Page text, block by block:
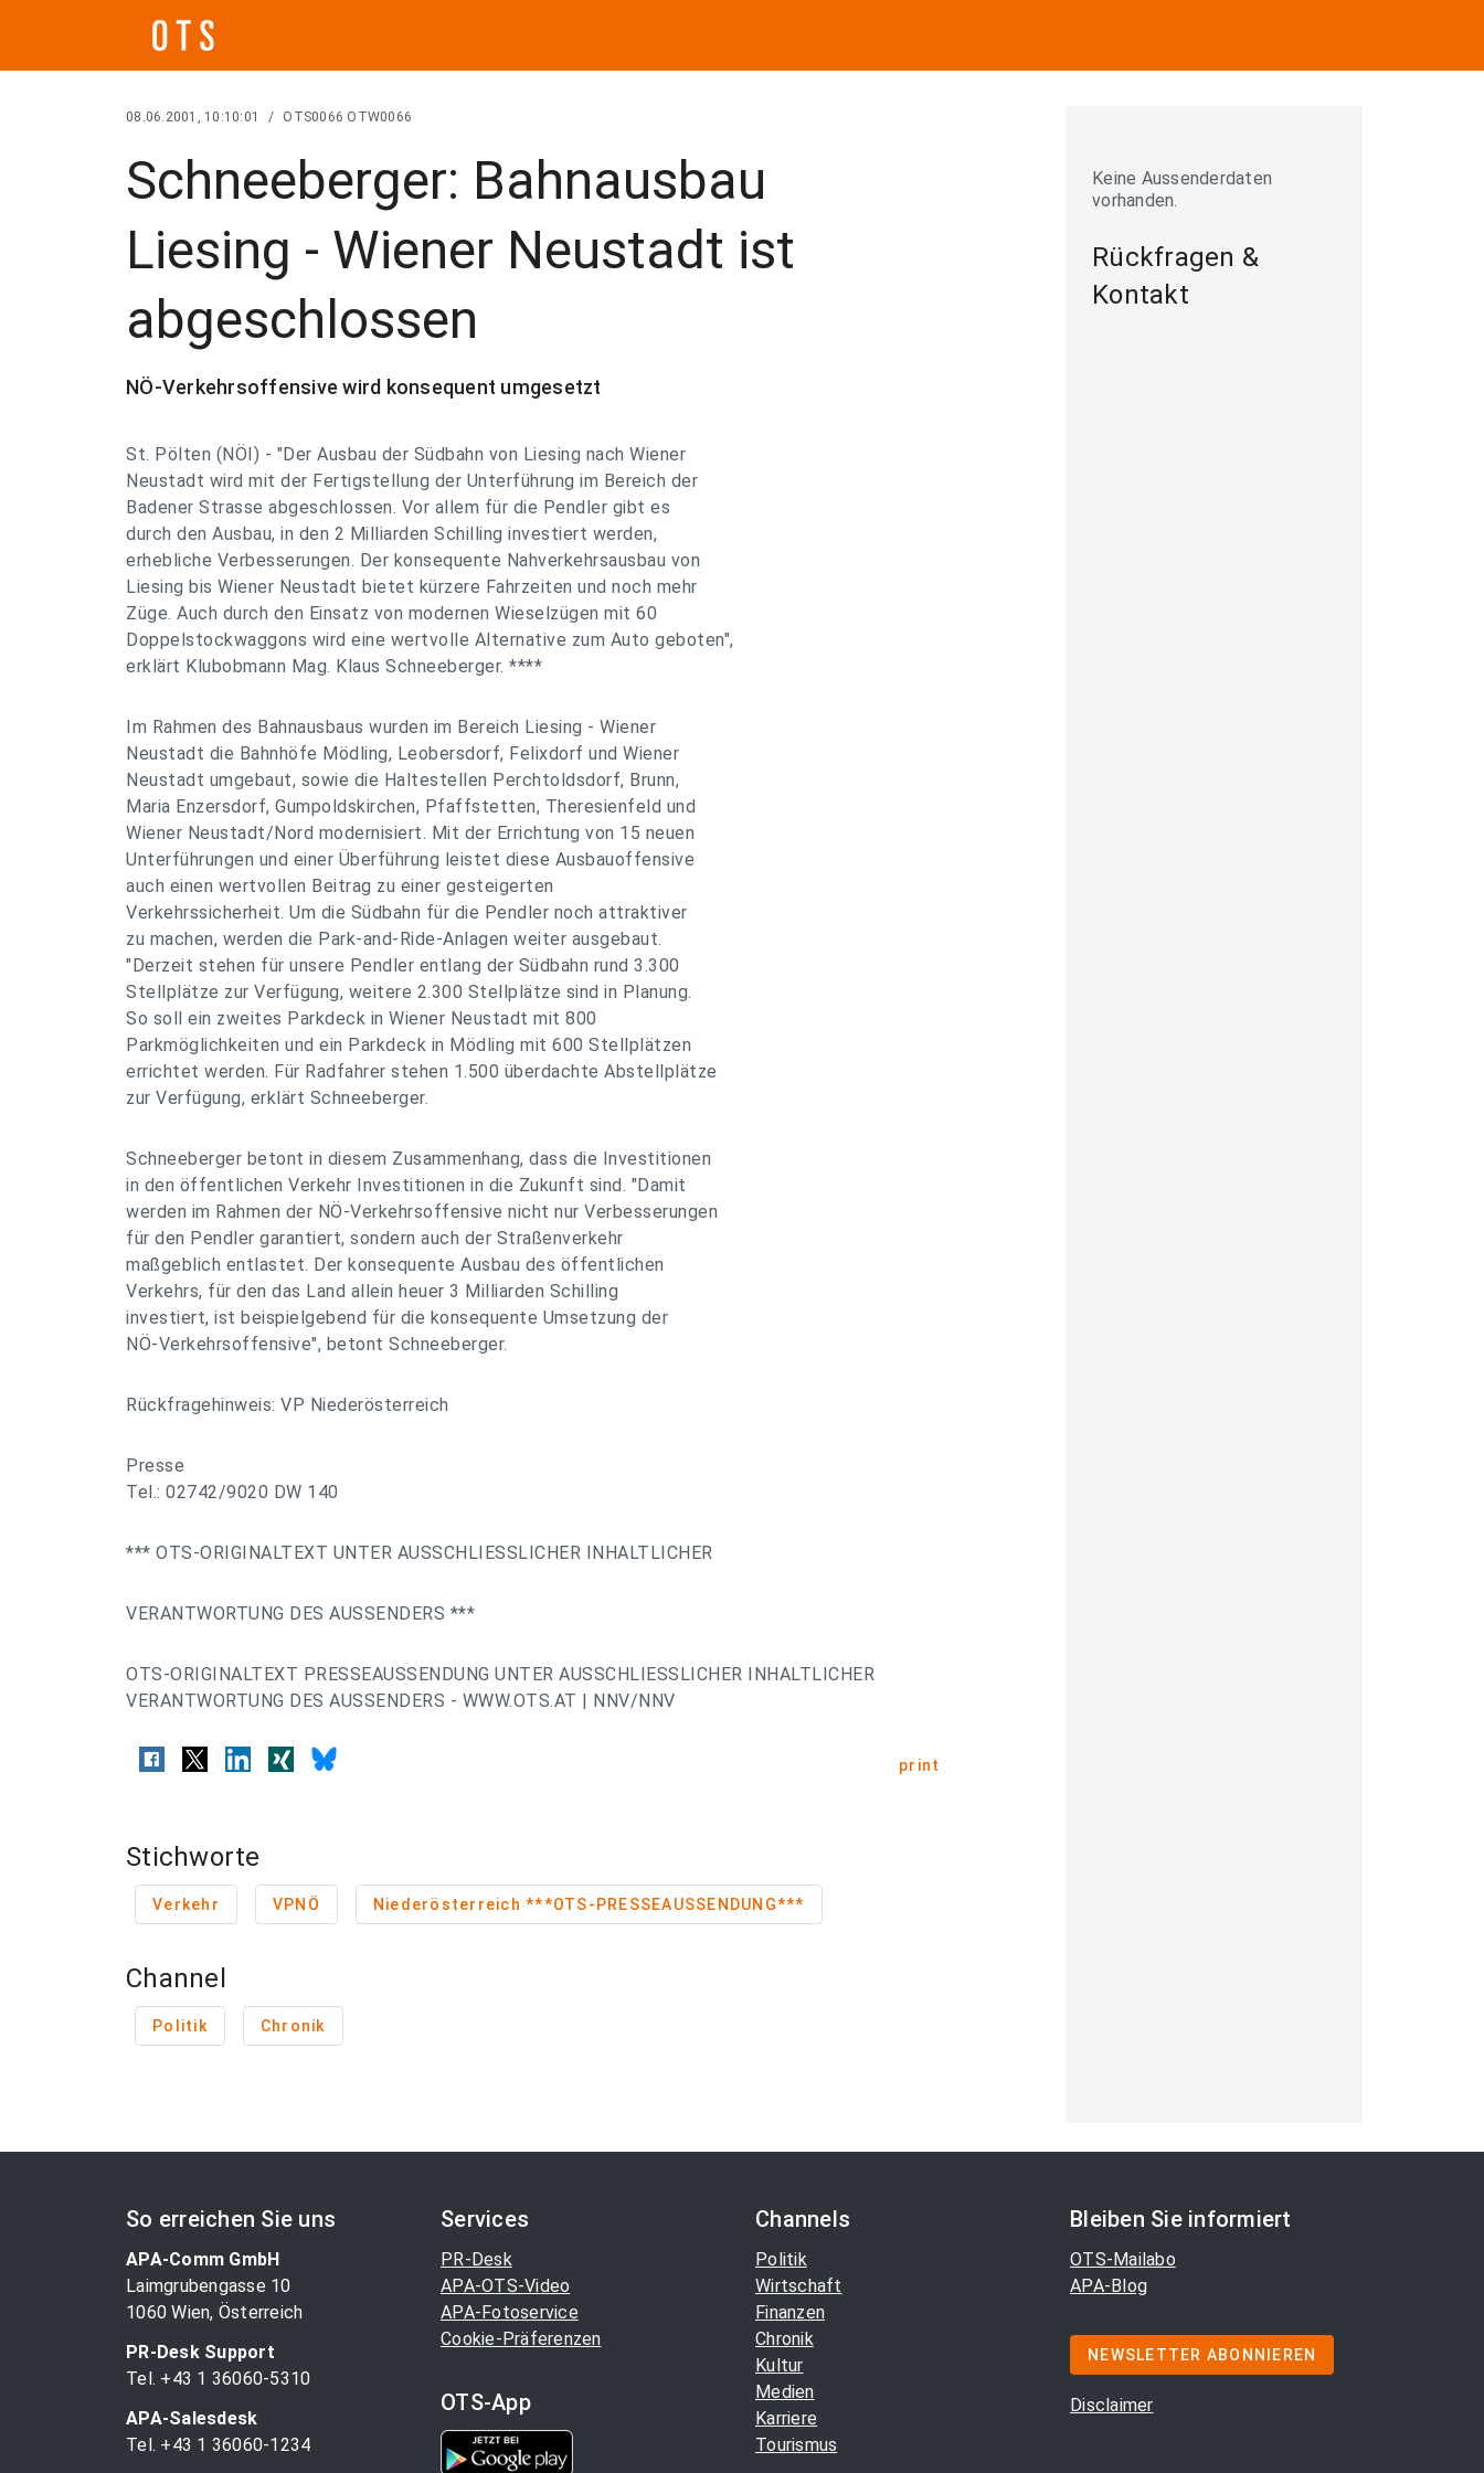
08.06.2001, 10:10:01 / OTS0066 OTW0066
Schneeberger: Bahnausbau
Liesing - Wiener Neustadt ist
abgeschlossen
NÖ-Verkehrsoffensive wird konsequent umgesetzt
St. Pölten (NÖI) - "Der Ausbau der Südbahn von Liesing nach Wiener
Neustadt wird mit der Fertigstellung der Unterführung im Bereich der
Badener Strasse abgeschlossen. Vor allem für die Pendler gibt es
durch den Ausbau, in den 2 Milliarden Schilling investiert werden,
erhebliche Verbesserungen. Der konsequente Nahverkehrsausbau von
Liesing bis Wiener Neustadt bietet kürzere Fahrzeiten und noch mehr
Züge. Auch durch den Einsatz von modernen Wieselzügen mit 60
Doppelstockwaggons wird eine wertvolle Alternative zum Auto geboten",
erklärt Klubobmann Mag. Klaus Schneeberger. ****
Im Rahmen des Bahnausbaus wurden im Bereich Liesing - Wiener
Neustadt die Bahnhöfe Mödling, Leobersdorf, Felixdorf und Wiener
Neustadt umgebaut, sowie die Haltestellen Perchtoldsdorf, Brunn,
Maria Enzersdorf, Gumpoldskirchen, Pfaffstetten, Theresienfeld und
Wiener Neustadt/Nord modernisiert. Mit der Errichtung von 15 neuen
Unterführungen und einer Überführung leistet diese Ausbauoffensive
auch einen wertvollen Beitrag zu einer gesteigerten
Verkehrssicherheit. Um die Südbahn für die Pendler noch attraktiver
zu machen, werden die Park-and-Ride-Anlagen weiter ausgebaut.
"Derzeit stehen für unsere Pendler entlang der Südbahn rund 3.300
Stellplätze zur Verfügung, weitere 2.300 Stellplätze sind in Planung.
So soll ein zweites Parkdeck in Wiener Neustadt mit 800
Parkmöglichkeiten und ein Parkdeck in Mödling mit 600 Stellplätzen
errichtet werden. Für Radfahrer stehen 1.500 überdachte Abstellplätze
zur Verfügung, erklärt Schneeberger.
Schneeberger betont in diesem Zusammenhang, dass die Investitionen
in den öffentlichen Verkehr Investitionen in die Zukunft sind. "Damit
werden im Rahmen der NÖ-Verkehrsoffensive nicht nur Verbesserungen
für den Pendler garantiert, sondern auch der Straßenverkehr
maßgeblich entlastet. Der konsequente Ausbau des öffentlichen
Verkehrs, für den das Land allein heuer 3 Milliarden Schilling
investiert, ist beispielgebend für die konsequente Umsetzung der
NÖ-Verkehrsoffensive", betont Schneeberger.
Rückfragehinweis: VP Niederösterreich
Presse
Tel.: 02742/9020 DW 140
*** OTS-ORIGINALTEXT UNTER AUSSCHLIESSLICHER INHALTLICHER
VERANTWORTUNG DES AUSSENDERS ***
OTS-ORIGINALTEXT PRESSEAUSSENDUNG UNTER AUSSCHLIESSLICHER INHALTLICHER
VERANTWORTUNG DES AUSSENDERS - WWW.OTS.AT | NNV/NNV
print
Stichworte
Verkehr VPNÖ Niederösterreich ***OTS-PRESSEAUSSENDUNG***
Channel
Politik Chronik
Keine Aussenderdaten
vorhanden.
Rückfragen &
Kontakt
So erreichen Sie uns
APA-Comm GmbH
Laimgrubengasse 10
1060 Wien, Österreich
PR-Desk Support
Tel. +43 1 36060-5310
APA-Salesdesk
Tel. +43 1 36060-1234
Services
PR-Desk
APA-OTS-Video
APA-Fotoservice
Cookie-Präferenzen
OTS-App
Channels
Politik
Wirtschaft
Finanzen
Chronik
Kultur
Medien
Karriere
Tourismus
Bleiben Sie informiert
OTS-Mailabo
APA-Blog
NEWSLETTER ABONNIEREN
Disclaimer